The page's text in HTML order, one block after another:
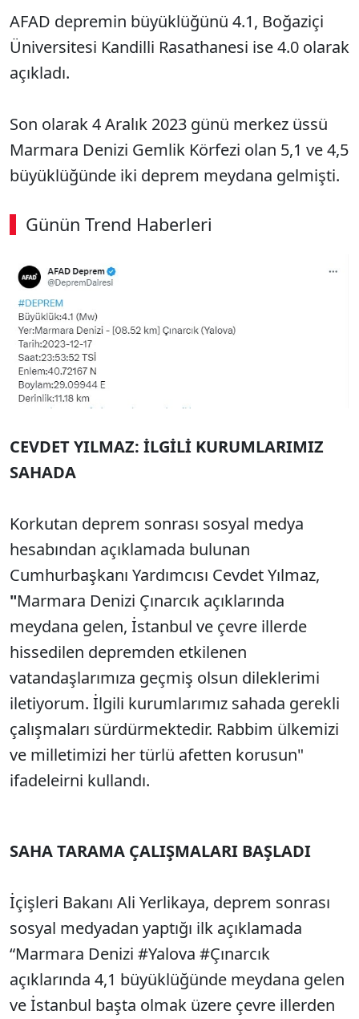
AFAD depremin büyüklüğünü 4.1, Boğaziçi
Üniversitesi Kandilli Rasathanesi ise 4.0 olarak
açıkladı.
Son olarak 4 Aralık 2023 günü merkez üssü
Marmara Denizi Gemlik Körfezi olan 5,1 ve 4,5
büyüklüğünde iki deprem meydana gelmişti.
Günün Trend Haberleri
00:02 / 09:08
Sesi Aç
CEVDET YILMAZ: İLGİLİ KURUMLARIMIZ
SAHADA
Korkutan deprem sonrası sosyal medya
hesabından açıklamada bulunan
Cumhurbaşkanı Yardımcısı Cevdet Yılmaz,
"Marmara Denizi Çınarcık açıklarında
meydana gelen, İstanbul ve çevre illerde
hissedilen depremden etkilenen
vatandaşlarımıza geçmiş olsun dileklerimi
iletiyorum. İlgili kurumlarımız sahada gerekli
çalışmaları sürdürmektedir. Rabbim ülkemizi
ve milletimizi her türlü afetten korusun"
ifadeleirni kullandı.
SAHA TARAMA ÇALIŞMALARI BAŞLADI
İçişleri Bakanı Ali Yerlikaya, deprem sonrası
sosyal medyadan yaptığı ilk açıklamada
“Marmara Denizi #Yalova #Çınarcık
açıklarında 4,1 büyüklüğünde meydana gelen
ve İstanbul başta olmak üzere çevre illerden